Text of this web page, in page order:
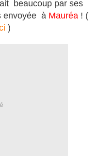
beaucoup par ses
envoyée à Mauréa ! (
)